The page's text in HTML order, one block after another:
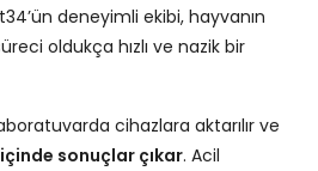
deneyimli ekibi, hayvanın
oldukça hızlı ve nazik bir
cihazlara aktarılır ve
sonuçlar çıkar. Acil